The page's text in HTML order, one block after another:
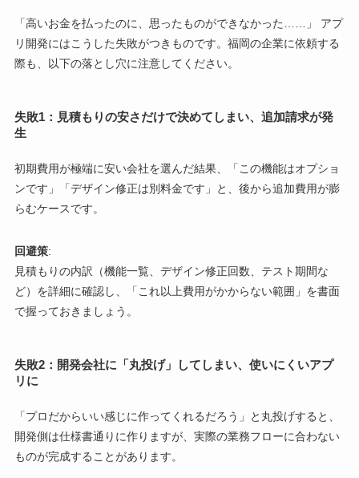
「高いお金を払ったのに、思ったものができなかった……」 アプ
リ開発にはこうした失敗がつきものです。福岡の企業に依頼する
際も、以下の落とし穴に注意してください。
失敗1：見積もりの安さだけで決めてしまい、追加請求が発
生
初期費用が極端に安い会社を選んだ結果、「この機能はオプショ
ンです」「デザイン修正は別料金です」と、後から追加費用が膨
らむケースです。
回避策:
見積もりの内訳（機能一覧、デザイン修正回数、テスト期間な
ど）を詳細に確認し、「これ以上費用がかからない範囲」を書面
で握っておきましょう。
失敗2：開発会社に「丸投げ」してしまい、使いにくいアプ
リに
「プロだからいい感じに作ってくれるだろう」と丸投げすると、
開発側は仕様書通りに作りますが、実際の業務フローに合わない
ものが完成することがあります。